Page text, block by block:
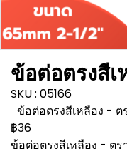
ข้อต่อตรงสีเ
SKU : 05166
ข้อต่อตรงสีเหลือง -
฿36
ข้อต่อตรงสีเหลือง - ตร